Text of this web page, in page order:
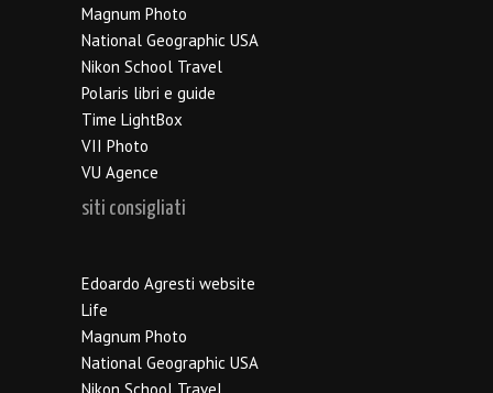
Magnum Photo
National Geographic USA
Nikon School Travel
Polaris libri e guide
Time LightBox
VII Photo
VU Agence
siti consigliati
Edoardo Agresti website
Life
Magnum Photo
National Geographic USA